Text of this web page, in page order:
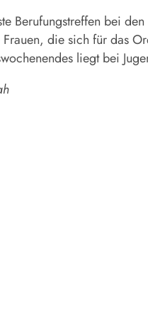
Berufungstreffen bei
die sich für das
liegt bei